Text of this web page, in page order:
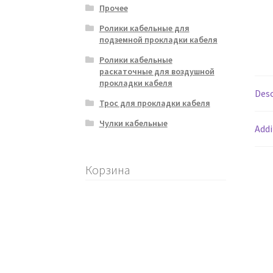
Кабельные лебедки Кабельные лебедки
Кабельные лебедки: эффективные
Кабельные ролики для прокладки кабеля в
Кабельные транспортеры и трейлеры
Прочее
Ролики кабельные для
подземной прокладки кабеля
Ролики кабельные
раскаточные для воздушной
прокладки кабеля
Трос для прокладки кабеля
Чулки кабельные
Корзина